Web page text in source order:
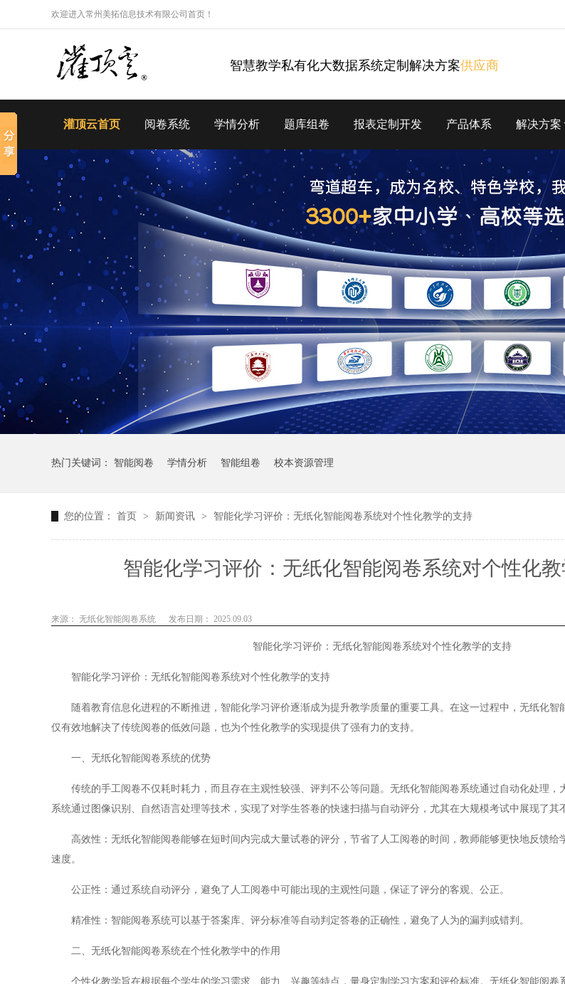
欢迎进入常州美拓信息技术有限公司首页！
智慧教学私有化大数据系统定制解决方案供应商
灌顶云首页 阅卷系统 学情分析 题库组卷 报表定制开发 产品体系 解决方案
热门关键词： 智能阅卷 学情分析 智能组卷 校本资源管理
您的位置： 首页 > 新闻资讯 > 智能化学习评价：无纸化智能阅卷系统对个性化教学的支持
智能化学习评价：无纸化智能阅卷系统对个性化
来源： 无纸化智能阅卷系统 发布日期： 2025.09.03
智能化学习评价：无纸化智能阅卷系统对个性化教学的支持
智能化学习评价：无纸化智能阅卷系统对个性化教学的支持
随着教育信息化进程的不断推进，智能化学习评价逐渐成为提升教学质量的重要工具。在这一过程中，无纸化智
仅有效地解决了传统阅卷的低效问题，也为个性化教学的实现提供了强有力的支持。
一、无纸化智能阅卷系统的优势
传统的手工阅卷不仅耗时耗力，而且存在主观性较强、评判不公等问题。无纸化智能阅卷系统通过自动化处理，
系统通过图像识别、自然语言处理等技术，实现了对学生答卷的快速扫描与自动评分，尤其在大规模考试中展现了其
高效性：无纸化智能阅卷能够在短时间内完成大量试卷的评分，节省了人工阅卷的时间，教师能够更快地反馈给
速度。
公正性：通过系统自动评分，避免了人工阅卷中可能出现的主观性问题，保证了评分的客观、公正。
精准性：智能阅卷系统可以基于答案库、评分标准等自动判定答卷的正确性，避免了人为的漏判或错判。
二、无纸化智能阅卷系统在个性化教学中的作用
个性化教学旨在根据每个学生的学习需求、能力、兴趣等特点，量身定制学习方案和评价标准。无纸化智能阅卷